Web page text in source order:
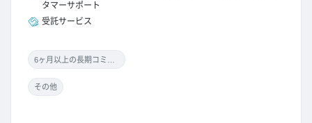
タマーサポート
受託サービス
その他